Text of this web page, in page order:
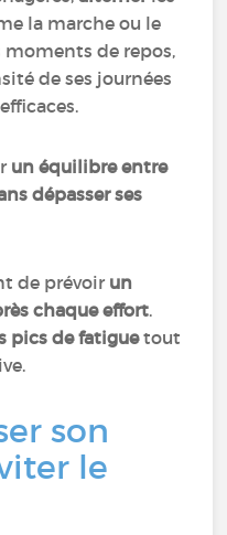
la marche ou le
de repos,
de ses journées
un équilibre entre
dépasser ses
de prévoir un
chaque effort.
pics de fatiguetout
son
le